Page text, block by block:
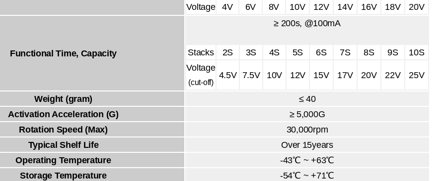
Voltage
4V 6V 8V 10V 12V 14V 16V 18V 20V
Functional Time, Capacity
≥ 200s, @100mA
Stacks 2S 3S 4S 5S 6S 7S 8S 9S
10S
Voltage
(cut-off)
4.5V 7.5V 10V 12V 15V 17V 20V 22V 25V
Weight (gram)
≤ 40
Activation Acceleration (G)
≥ 5,000G
Rotation Speed (Max)
30,000rpm
Typical Shelf Life
Over 15years
Operating Temperature
-43℃ ~ +63℃
Storage Temperature
-54℃ ~ +71℃